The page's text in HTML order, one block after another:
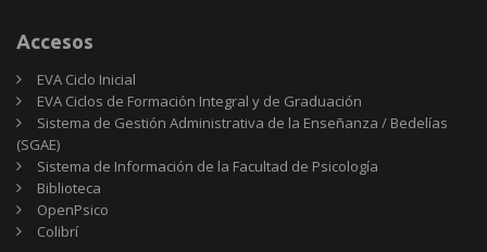
Accesos
EVA Ciclo Inicial
EVA Ciclos de Formación Integral y de Graduación
Sistema de Gestión Administrativa de la Enseñanza / Bedelías
(SGAE)
Sistema de Información de la Facultad de Psicología
Biblioteca
OpenPsico
Colibrí